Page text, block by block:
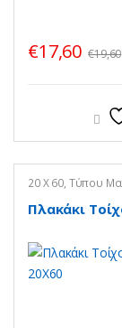
€17,60 €19,60
20 X 60, Τύπου
Πλακάκι